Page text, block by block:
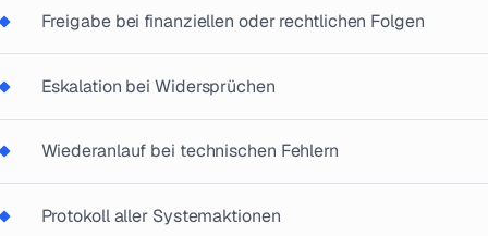
Freigabe bei finanziellen oder rechtlichen Folgen
Eskalation bei Widersprüchen
Wiederanlauf bei technischen Fehlern
Protokoll aller Systemaktionen